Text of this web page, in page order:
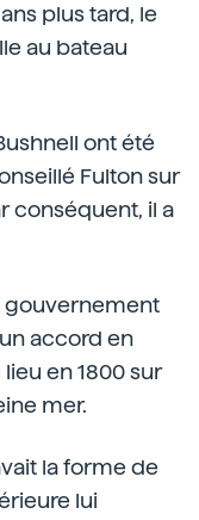
plus tard, le
au bateau
ont été
Fulton sur
conséquent, il a
gouvernement
accord en
en 1800 sur
mer.
la forme de
lui